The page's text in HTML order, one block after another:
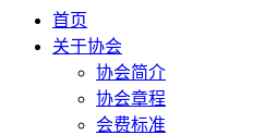
首页
关于协会
协会简介
协会章程
会费标准